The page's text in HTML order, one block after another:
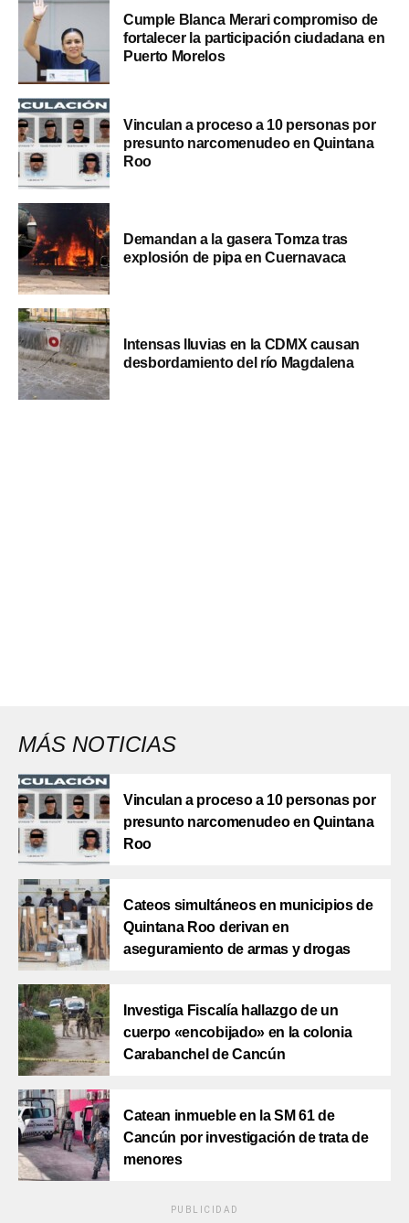
Cumple Blanca Merari compromiso de
fortalecer la participación ciudadana en
Puerto Morelos
Vinculan a proceso a 10 personas por
presunto narcomenudeo en Quintana
Roo
Demandan a la gasera Tomza tras
explosión de pipa en Cuernavaca
Intensas lluvias en la CDMX causan
desbordamiento del río Magdalena
MÁS NOTICIAS
Vinculan a proceso a 10 personas por
presunto narcomenudeo en Quintana
Roo
Cateos simultáneos en municipios de
Quintana Roo derivan en
aseguramiento de armas y drogas
Investiga Fiscalía hallazgo de un
cuerpo «encobijado» en la colonia
Carabanchel de Cancún
Catean inmueble en la SM 61 de
Cancún por investigación de trata de
menores
PUBLICIDAD